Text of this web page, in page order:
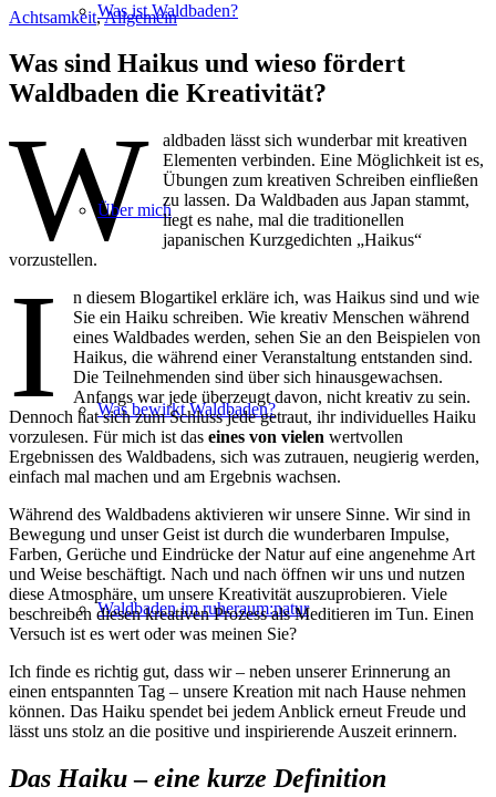
Was ist Waldbaden?
Über mich
Was bewirkt Waldbaden?
Waldbaden im ruheraum:natur
Achtsamkeit,Allgemein
Was sind Haikus und wieso fördert
Waldbaden die Kreativität?
W
aldbaden lässt sich wunderbar mit kreativen
Elementen verbinden. Eine Möglichkeit ist es,
Übungen zum kreativen Schreiben einfließen
zu lassen. Da Waldbaden aus Japan stammt,
liegt es nahe, mal die traditionellen
japanischen Kurzgedichten „Haikus“
vorzustellen.
I
n diesem Blogartikel erkläre ich, was Haikus sind und wie
Sie ein Haiku schreiben. Wie kreativ Menschen während
eines Waldbades werden, sehen Sie an den Beispielen von
Haikus, die während einer Veranstaltung entstanden sind.
Die Teilnehmenden sind über sich hinausgewachsen.
Anfangs war jede überzeugt davon, nicht kreativ zu sein.
Dennoch hat sich zum Schluss jede getraut, ihr individuelles Haiku
vorzulesen. Für mich ist das eines von vielen wertvollen
Ergebnissen des Waldbadens, sich was zutrauen, neugierig werden,
einfach mal machen und am Ergebnis wachsen.
Während des Waldbadens aktivieren wir unsere Sinne. Wir sind in
Bewegung und unser Geist ist durch die wunderbaren Impulse,
Farben, Gerüche und Eindrücke der Natur auf eine angenehme Art
und Weise beschäftigt. Nach und nach öffnen wir uns und nutzen
diese Atmosphäre, um unsere Kreativität auszuprobieren. Viele
beschreiben diesen kreativen Prozess als Meditieren im Tun. Einen
Versuch ist es wert oder was meinen Sie?
Ich finde es richtig gut, dass wir – neben unserer Erinnerung an
einen entspannten Tag – unsere Kreation mit nach Hause nehmen
können. Das Haiku spendet bei jedem Anblick erneut Freude und
lässt uns stolz an die positive und inspirierende Auszeit erinnern.
Das Haiku–eine kurze Definition